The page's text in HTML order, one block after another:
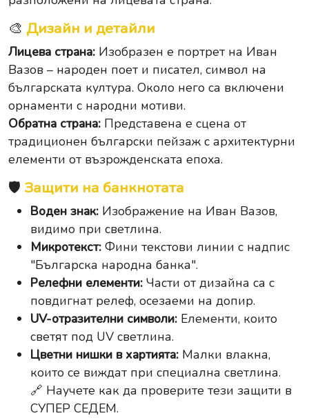
🎨 Дизайн и детайли
Лицева страна: Изобразен е портрет на Иван
Вазов – народен поет и писател, символ на
българската култура. Около него са включени
орнаменти с народни мотиви.
Обратна страна: Представена е сцена от
традиционен български пейзаж с архитектурни
елементи от възрожденската епоха.
🛡️ Защити на банкнотата
Воден знак: Изображение на Иван Вазов,
видимо при светлина.
Микротекст: Фини текстови линии с надпис
"Българска народна банка".
Релефни елементи: Части от дизайна са с
повдигнат релеф, осезаеми на допир.
UV-отразителни символи: Елементи, които
светят под UV светлина.
Цветни нишки в хартията: Малки влакна,
които се виждат при специална светлина.
🔗 Научете как да проверите тези защити в
СУПЕР СЕДЕМ.